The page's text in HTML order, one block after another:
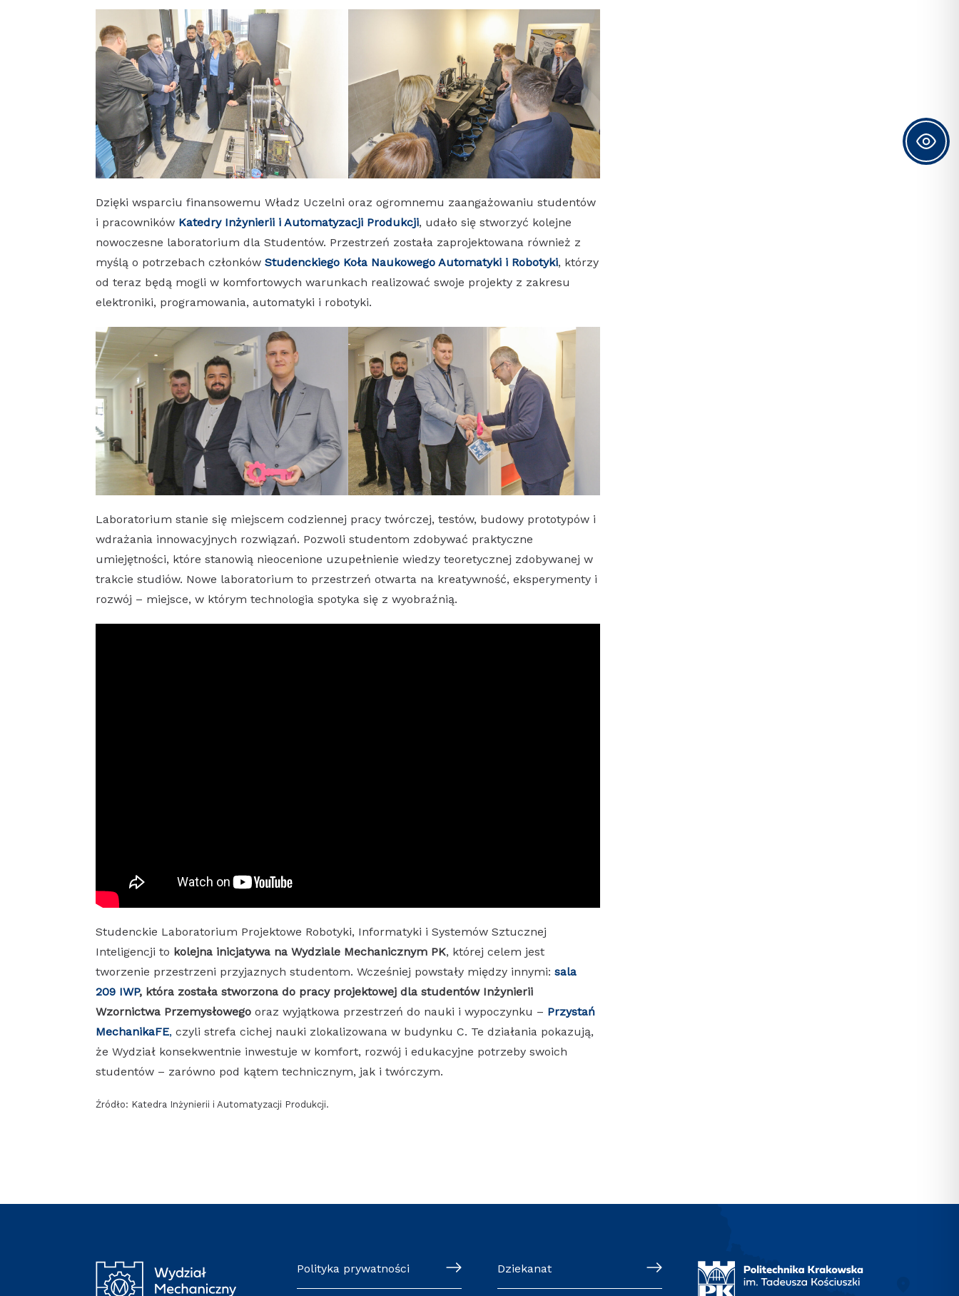
Dzięki wsparciu finansowemu Władz Uczelni oraz ogromnemu zaangażowaniu studentów
i pracowników Katedry Inżynierii i Automatyzacji Produkcji, udało się stworzyć kolejne
nowoczesne laboratorium dla Studentów. Przestrzeń została zaprojektowana również z
myślą o potrzebach członkówStudenckiego Koła Naukowego Automatyki i Robotyki, którzy
od teraz będą mogli w komfortowych warunkach realizować swoje projekty z zakresu
elektroniki, programowania, automatyki i robotyki.
Laboratorium stanie się miejscem codziennej pracy twórczej, testów, budowy prototypów i
wdrażania innowacyjnych rozwiązań. Pozwoli studentom zdobywać praktyczne
umiejętności, które stanowią nieocenione uzupełnienie wiedzy teoretycznej zdobywanej w
trakcie studiów. Nowe laboratorium to przestrzeń otwarta na kreatywność, eksperymenty i
rozwój – miejsce, w którym technologia spotyka się z wyobraźnią.
Studenckie Laboratorium Projektowe Robotyki, Informatyki i Systemów Sztucznej
Inteligencji to kolejna inicjatywa na Wydziale Mechanicznym PK, której celem jest
tworzenie przestrzeni przyjaznych studentom. Wcześniej powstały między innymi:sala
209 IWP, która została stworzona do pracy projektowej dla studentów Inżynierii
Wzornictwa Przemysłowego oraz wyjątkowa przestrzeń do nauki i wypoczynku – Przystań
MechanikaFE,czyli strefa cichej nauki zlokalizowana w budynku C. Te działania pokazują,
że Wydział konsekwentnie inwestuje w komfort, rozwój i edukacyjne potrzeby swoich
studentów – zarówno pod kątem technicznym, jak i twórczym.
Źródło: Katedra Inżynierii i Automatyzacji Produkcji.
Polityka prywatności Dziekanat